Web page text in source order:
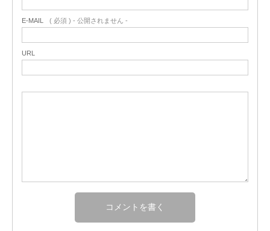
E-MAIL ( 必須 ) - 公開されません -
URL